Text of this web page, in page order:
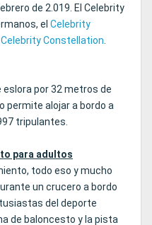
de 2.019. El Celebrity
el Celebrity
Celebrity Constellation.
por 32 metros de
permite alojar a bordo a
tripulantes.
para adultos
todo eso y mucho
un crucero a bordo
del deporte
de baloncesto y la pista